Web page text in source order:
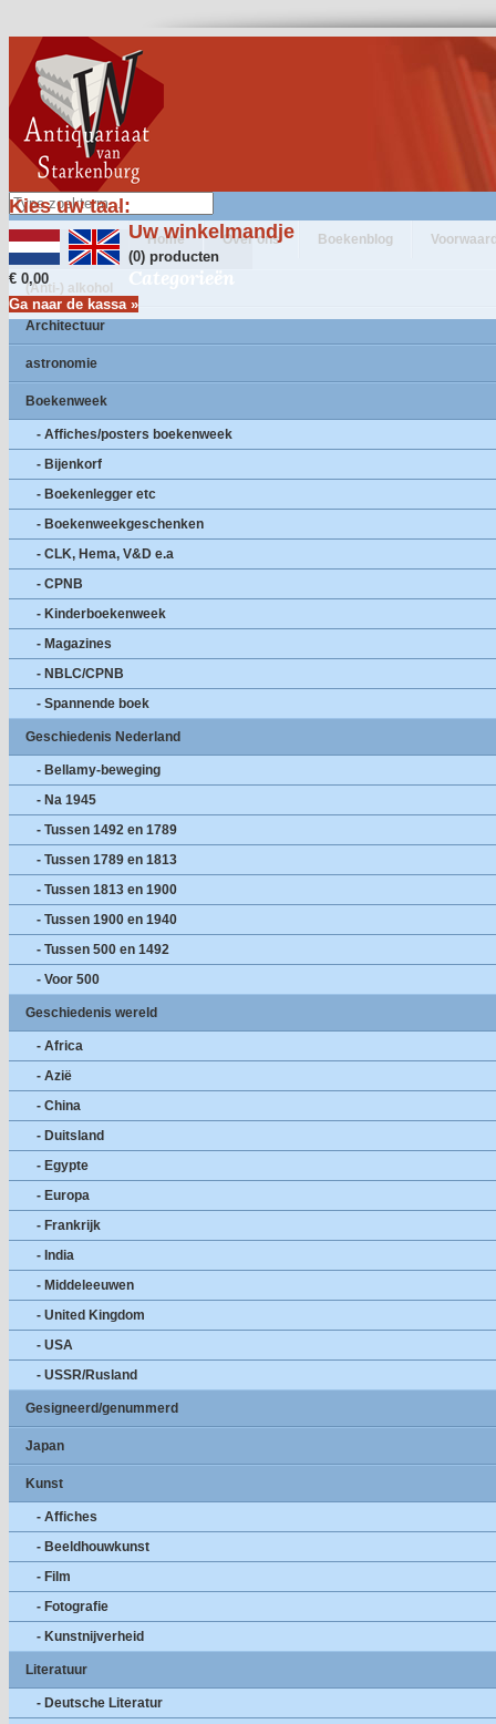
Kies uw taal:
Uw winkelmandje
(0) producten
€ 0,00
Ga naar de kassa »
Home Over ons Boekenblog
Categorieën
(Anti-) alkohol
Architectuur
astronomie
Boekenweek
- Affiches/posters boekenweek
- Bijenkorf
- Boekenlegger etc
- Boekenweekgeschenken
- CLK, Hema, V&D e.a
- CPNB
- Kinderboekenweek
- Magazines
- NBLC/CPNB
- Spannende boek
Geschiedenis Nederland
- Bellamy-beweging
- Na 1945
- Tussen 1492 en 1789
- Tussen 1789 en 1813
- Tussen 1813 en 1900
- Tussen 1900 en 1940
- Tussen 500 en 1492
- Voor 500
Geschiedenis wereld
- Africa
- Azië
- China
- Duitsland
- Egypte
- Europa
- Frankrijk
- India
- Middeleeuwen
- United Kingdom
- USA
- USSR/Rusland
Gesigneerd/genummerd
Japan
Kunst
- Affiches
- Beeldhouwkunst
- Film
- Fotografie
- Kunstnijverheid
Literatuur
- Deutsche Literatur